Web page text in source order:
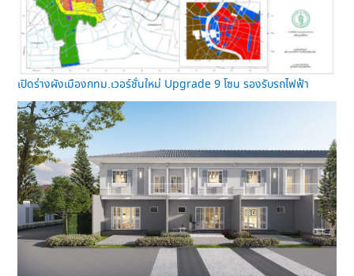
เปิดร่างผังเมืองกทม.เวอร์ชั่นใหม่ Upgrade 9 โซน รองรับรถไฟฟ้า